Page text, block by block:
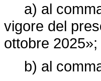
a) al comma
vigore del
ottobre 2025»;
b) al comma